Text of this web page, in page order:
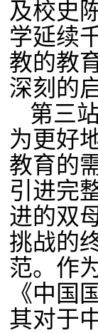
及校史
学延续
教的教
深刻的
第三
为更好
教育的
引进完
进的双
挑战的
范。作
《中国
其对于